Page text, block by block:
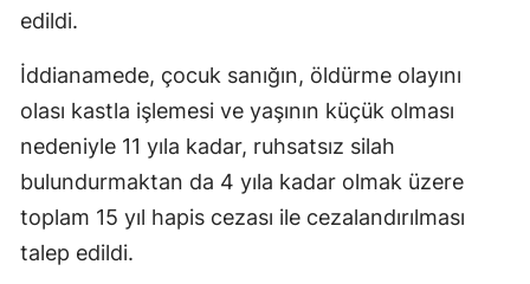
edildi.
İddianamede, çocuk sanığın, öldürme olayını
olası kastla işlemesi ve yaşının küçük olması
nedeniyle 11 yıla kadar, ruhsatsız silah
bulundurmaktan da 4 yıla kadar olmak üzere
toplam 15 yıl hapis cezası ile cezalandırılması
talep edildi.